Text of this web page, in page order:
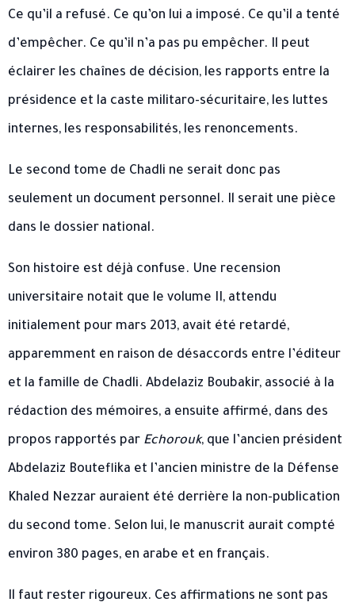
Ce qu’il a refusé. Ce qu’on lui a imposé. Ce qu’il a tenté
d’empêcher. Ce qu’il n’a pas pu empêcher. Il peut
éclairer les chaînes de décision, les rapports entre la
présidence et la caste militaro-sécuritaire, les luttes
internes, les responsabilités, les renoncements.
Le second tome de Chadli ne serait donc pas
seulement un document personnel. Il serait une pièce
dans le dossier national.
Son histoire est déjà confuse. Une recension
universitaire notait que le volume II, attendu
initialement pour mars 2013, avait été retardé,
apparemment en raison de désaccords entre l’éditeur
et la famille de Chadli. Abdelaziz Boubakir, associé à la
rédaction des mémoires, a ensuite affirmé, dans des
propos rapportés par Echorouk, que l’ancien président
Abdelaziz Bouteflika et l’ancien ministre de la Défense
Khaled Nezzar auraient été derrière la non-publication
du second tome. Selon lui, le manuscrit aurait compté
environ 380 pages, en arabe et en français.
Il faut rester rigoureux. Ces affirmations ne sont pas